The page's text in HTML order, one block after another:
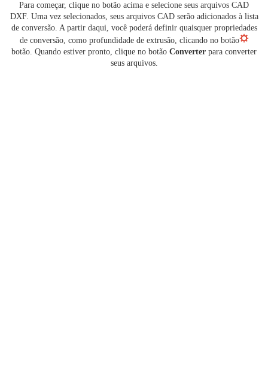
Para começar, clique no botão acima e selecione seus arquivos CAD
DXF. Uma vez selecionados, seus arquivos CAD serão adicionados à lista
de conversão. A partir daqui, você poderá definir quaisquer propriedades
de conversão, como profundidade de extrusão, clicando no botão
botão. Quando estiver pronto, clique no botão Converter para converter
seus arquivos.